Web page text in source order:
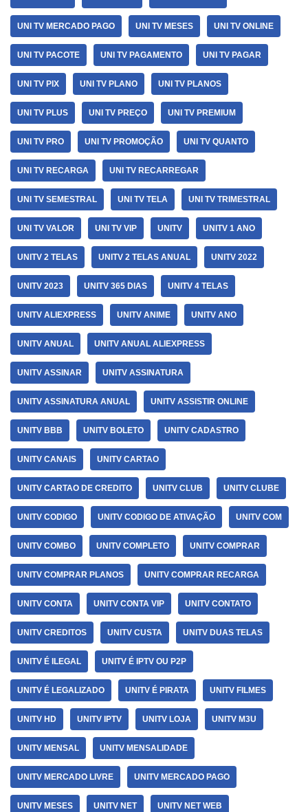
UNI TV MERCADO PAGO UNI TV MESES UNI TV ONLINE
UNI TV PACOTE UNI TV PAGAMENTO UNI TV PAGAR
UNI TV PIX UNI TV PLANO UNI TV PLANOS
UNI TV PLUS UNI TV PREÇO UNI TV PREMIUM
UNI TV PRO UNI TV PROMOÇÃO UNI TV QUANTO
UNI TV RECARGA UNI TV RECARREGAR
UNI TV SEMESTRAL UNI TV TELA UNI TV TRIMESTRAL
UNI TV VALOR UNI TV VIP UNITV UNITV 1 ANO
UNITV 2 TELAS UNITV 2 TELAS ANUAL UNITV 2022
UNITV 2023 UNITV 365 DIAS UNITV 4 TELAS
UNITV ALIEXPRESS UNITV ANIME UNITV ANO
UNITV ANUAL UNITV ANUAL ALIEXPRESS
UNITV ASSINAR UNITV ASSINATURA
UNITV ASSINATURA ANUAL UNITV ASSISTIR ONLINE
UNITV BBB UNITV BOLETO UNITV CADASTRO
UNITV CANAIS UNITV CARTAO
UNITV CARTAO DE CREDITO UNITV CLUB UNITV CLUBE
UNITV CODIGO UNITV CODIGO DE ATIVAÇÃO UNITV COM
UNITV COMBO UNITV COMPLETO UNITV COMPRAR
UNITV COMPRAR PLANOS UNITV COMPRAR RECARGA
UNITV CONTA UNITV CONTA VIP UNITV CONTATO
UNITV CREDITOS UNITV CUSTA UNITV DUAS TELAS
UNITV É ILEGAL UNITV É IPTV OU P2P
UNITV É LEGALIZADO UNITV É PIRATA UNITV FILMES
UNITV HD UNITV IPTV UNITV LOJA UNITV M3U
UNITV MENSAL UNITV MENSALIDADE
UNITV MERCADO LIVRE UNITV MERCADO PAGO
UNITV MESES UNITV NET UNITV NET WEB